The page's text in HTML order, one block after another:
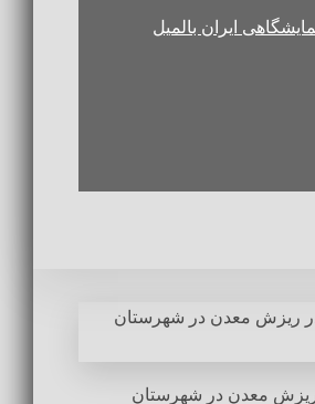
ایران بالمیل
ریزش معدن در شهرستان